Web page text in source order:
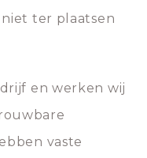
ter plaatsen
en werken wij
vaste